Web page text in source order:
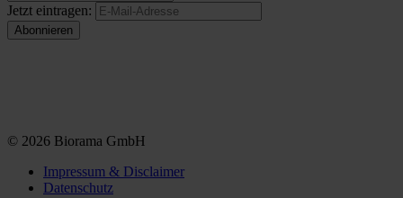
Jetzt eintragen:
© 2026 Biorama GmbH
Impressum & Disclaimer
Datenschutz